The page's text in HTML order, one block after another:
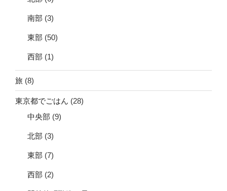
南部 (3)
東部 (50)
西部 (1)
旅 (8)
東京都でごはん (28)
中央部 (9)
北部 (3)
東部 (7)
西部 (2)